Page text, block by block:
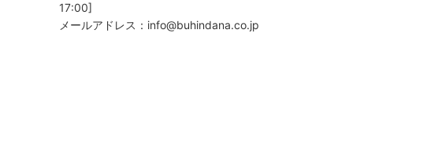
17:00]
メールアドレス： info@buhindana.co.jp